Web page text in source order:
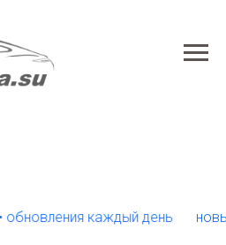
каждый день новый